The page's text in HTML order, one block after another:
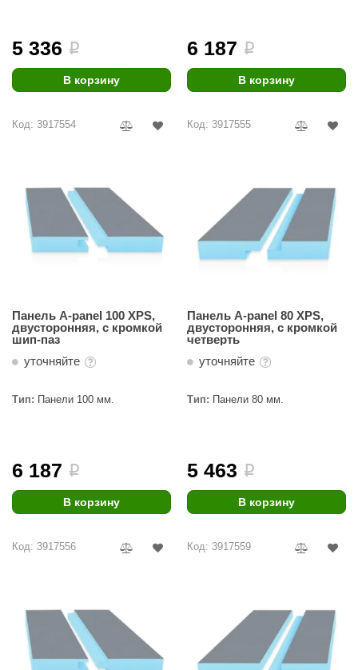
5 336 i
В корзину
6 187 i
В корзину
Код: 3917554
Панель A-panel 100 XPS,
двусторонняя, с кромкой
шип-паз
уточняйте
Тип: Панели 100 мм.
6 187 i
В корзину
Код: 3917555
Панель A-panel 80 XPS,
двусторонняя, с кромкой
четверть
уточняйте
Тип: Панели 80 мм.
5 463 i
В корзину
Код: 3917556 Код: 3917559